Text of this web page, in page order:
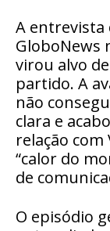
A entrevista
GloboNews
virou alvo
partido. A
não
clara e
relação
“calor do
de
O episódio